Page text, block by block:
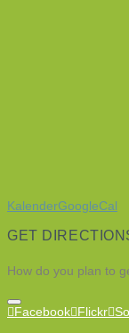
KalenderGoogleCal
GET
How do you plan to
Facebook Flickr